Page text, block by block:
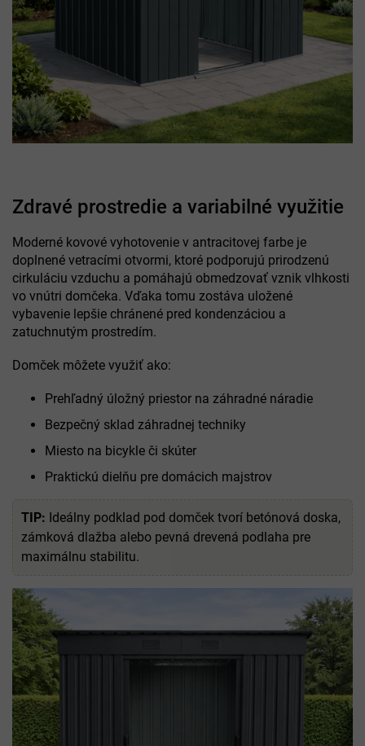
Zdravé prostredie a variabilné využitie
Moderné kovové vyhotovenie v antracitovej farbe je
doplnené vetracími otvormi, ktoré podporujú prirodzenú
cirkuláciu vzduchu a pomáhajú obmedzovať vznik vlhkosti
vo vnútri domčeka. Vďaka tomu zostáva uložené
vybavenie lepšie chránené pred kondenzáciou a
zatuchnutým prostredím.
Domček môžete využiť ako:
Prehľadný úložný priestor na záhradné náradie
Bezpečný sklad záhradnej techniky
Miesto na bicykle či skúter
Praktickú dielňu pre domácich majstrov
TIP: Ideálny podklad pod domček tvorí betónová doska,
zámková dlažba alebo pevná drevená podlaha pre
maximálnu stabilitu.